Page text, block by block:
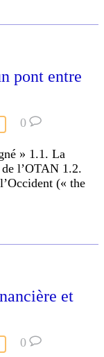
pont entre
0
» 1.1. La
l’OTAN 1.2.
(« the
et
0